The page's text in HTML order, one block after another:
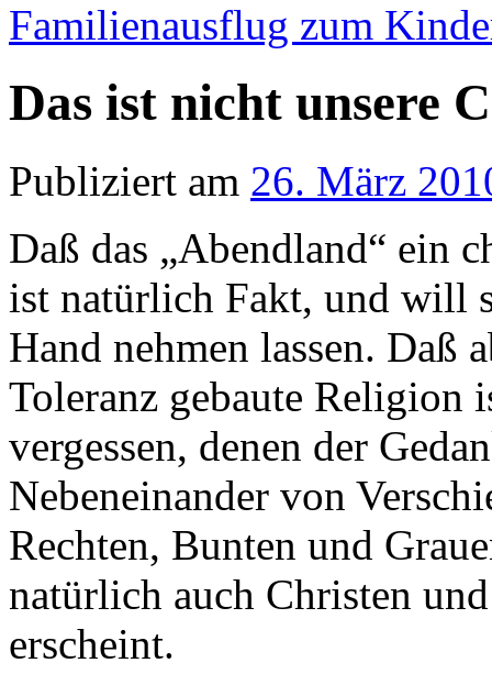
Familienausflug zum
Das ist nicht unsere
Publiziert am 26. März
Daß das „Abendland“ ein
ist natürlich Fakt, und will
Hand nehmen lassen. Daß
Toleranz gebaute Religion
vergessen, denen der
Nebeneinander von
Rechten, Bunten und
natürlich auch Christen
erscheint.